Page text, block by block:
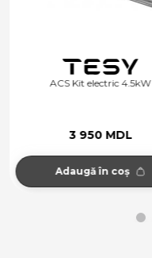
ACS Kit electric 4.5kW
3 950 MDL
Adaugă în coș